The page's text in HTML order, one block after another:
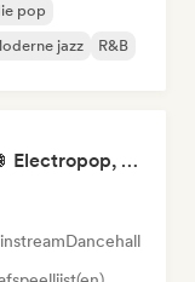
pop
jazz R&B
Can't Stop Won't Stop 🪩 Electropop, Dance-Pop & Nu Disco
Dancehall